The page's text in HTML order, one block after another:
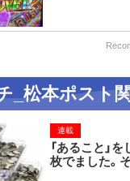
_松本ポスト
「あること」
枚でました。
連載